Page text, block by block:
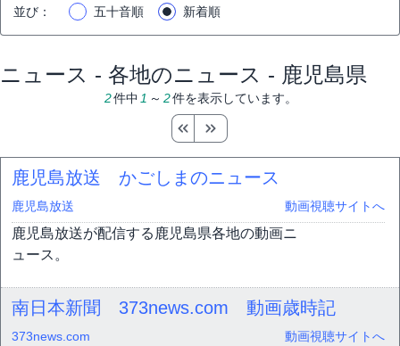
並び ： 五十音順 新着順
ニュース - 各地のニュース - 鹿児島県
2件中 1 ～ 2件を表示しています。
鹿児島放送 かごしまのニュース
鹿児島放送 動画視聴サイトへ
鹿児島放送が配信する鹿児島県各地の動画ニ
ュース。
南日本新聞 373news.com 動画歳時記
373news.com 動画視聴サイトへ